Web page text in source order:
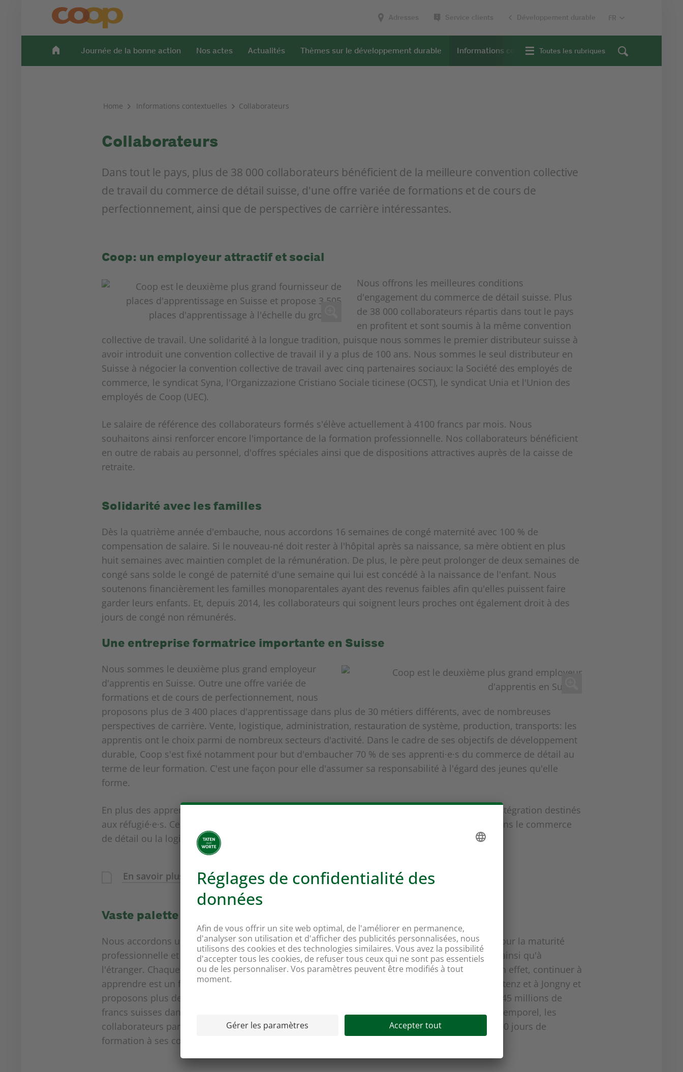
Adresses Service clients Développement durable
Journée de la bonne action Nos actes Actualités Thèmes sur le développement durable Informations contextuellesToutes les rubriques
Home Informations contextuelles Collaborateurs
Collaborateurs
Dans tout le pays, plus de 38 000 collaborateurs bénéficient de la meilleure convention collective
de travail du commerce de détail suisse, d'une offre variée de formations et de cours de
perfectionnement, ainsi que de perspectives de carrière intéressantes.
Coop: un employeur attractif et social
Nous offrons les meilleures conditions
d'engagement du commerce de détail suisse. Plus
de 38 000 collaborateurs répartis dans tout le pays
en profitent et sont soumis à la même convention
collective de travail. Une solidarité à la longue tradition, puisque nous sommes le premier distributeur suisse à
avoir introduit une convention collective de travail il y a plus de 100 ans. Nous sommes le seul distributeur en
Suisse à négocier la convention collective de travail avec cinq partenaires sociaux: la Société des employés de
commerce, le syndicat Syna, l'Organizzazione Cristiano Sociale ticinese (OCST), le syndicat Unia et l'Union des
employés de Coop (UEC).
Le salaire de référence des collaborateurs formés s'élève actuellement à 4100 francs par mois. Nous
souhaitons ainsi renforcer encore l'importance de la formation professionnelle. Nos collaborateurs bénéficient
en outre de rabais au personnel, d'offres spéciales ainsi que de dispositions attractives auprès de la caisse de
retraite.
Solidarité avec les familles
Dès la quatrième année d'embauche, nous accordons 16 semaines de congé maternité avec 100 % de
compensation de salaire. Si le nouveau-né doit rester à l'hôpital après sa naissance, sa mère obtient en plus
huit semaines avec maintien complet de la rémunération. De plus, le père peut prolonger de deux semaines de
congé sans solde le congé de paternité d'une semaine qui lui est concédé à la naissance de l'enfant. Nous
soutenons financièrement les familles monoparentales ayant des revenus faibles afin qu'elles puissent faire
garder leurs enfants. Et, depuis 2014, les collaborateurs qui soignent leurs proches ont également droit à des
jours de congé non rémunérés.
Une entreprise formatrice importante en Suisse
Nous sommes le deuxième plus grand employeur
d'apprentis en Suisse. Outre une offre variée de
formations et de cours de perfectionnement, nous
proposons plus de 3 400 places d'apprentissage dans plus de 30 métiers différents, avec de nombreuses
perspectives de carrière. Vente, logistique, administration, restauration de système, production, transports: les
apprentis ont le choix parmi de nombreux secteurs d'activité. Dans le cadre de ses objectifs de développement
durable, Coop s'est fixé notamment pour but d'embaucher 70 % de ses apprenti·e·s du commerce de détail au
terme de leur formation. C'est une façon pour elle d'assumer sa responsabilité à l'égard des jeunes qu'elle
forme.
En plus des apprentissages classiques, Coop propose depuis 2017 des préapprentissages d'intégration destinés
aux réfugié·e·s. Ces formations professionnalisantes d'un an préparent à un apprentissage dans le commerce
de détail ou la logistique, ou facilite une entrée directe sur le marché du travail.
En savoir plus sur la formation initiale chez Coop
Vaste palette de formations
Nous accordons une large place à une formation de base de qualité, nous nous engageons pour la maturité
professionnelle et nous soutenons des missions dans d'autres régions linguistiques du pays ainsi qu'à
l'étranger. Chaque collaborateur suit en moyenne deux jours de formation continue par an. En effet, continuer à
apprendre est un facteur clé à nos yeux. Nous gérons notre propre centre de formation à Muttenz et à Jongny et
proposons plus de 600 cours de formation continue. Tous les ans, nous investissons plus de 45 millions de
francs suisses dans la formation continue interne et soutenons, tant au niveau financier que temporel, les
collaborateurs participant à des cours externes. Chaque année, Coop propose quelque 100 000 jours de
formation à ses collaborateurs.